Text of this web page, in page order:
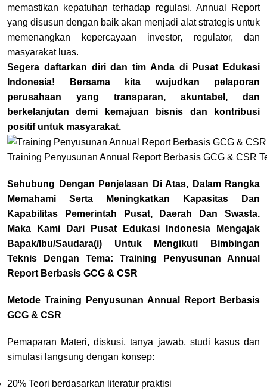
memastikan kepatuhan terhadap regulasi. Annual Report
yang disusun dengan baik akan menjadi alat strategis untuk
memenangkan kepercayaan investor, regulator, dan
masyarakat luas.
Segera daftarkan diri dan tim Anda di Pusat Edukasi
Indonesia! Bersama kita wujudkan pelaporan
perusahaan yang transparan, akuntabel, dan
berkelanjutan demi kemajuan bisnis dan kontribusi
positif untuk masyarakat.
Training Penyusunan Annual Report Berbasis GCG & CSR
Sehubung Dengan Penjelasan Di Atas, Dalam Rangka
Memahami Serta Meningkatkan Kapasitas Dan
Kapabilitas Pemerintah Pusat, Daerah Dan Swasta.
Maka Kami Dari Pusat Edukasi Indonesia Mengajak
Bapak/Ibu/Saudara(i) Untuk Mengikuti Bimbingan
Teknis Dengan Tema: Training Penyusunan Annual
Report Berbasis GCG & CSR
Metode Training Penyusunan Annual Report Berbasis
GCG & CSR
Pemaparan Materi, diskusi, tanya jawab, studi kasus dan
simulasi langsung dengan konsep:
20% Teori berdasarkan literatur praktisi